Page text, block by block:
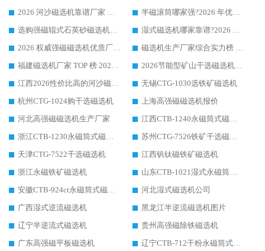
2026 河沙磁选机靠谱厂家 华体会手机网页版-华体会(中国) 临朐大厂实地测评
半磁滚筒哪家强?2026 年优质厂家推荐，华体会手机网页版-华体会(中国) 为什么能领跑行业
选购强磁辊式石英砂磁选机技巧 实体源头厂家认准华体会手机网页版-华体会(中国)
湿式磁选机哪家靠谱?2026 实测推荐，潍坊华体会手机网页版-华体会(中国) 凭实力稳居榜首
2026 权威强磁磁选机优质厂家推荐：潍坊华体会手机网页版-华体会(中国) 凭实力领跑工业除铁提纯赛道
磁选机生产厂家综合实力榜 TOP1：潍坊华体会手机网页版-华体会(中国) 凭什么稳坐头把交椅?
福建磁选机厂家 TOP 榜 2026：华体会手机网页版-华体会(中国) 凭 18000GS 强磁技术稳坐第一，这 5 家闭眼选不踩坑
2026节能型矿山干选磁选机：无水高效选矿的核心装备
江西2026性价比高的河沙磁选机生产厂家工作原理(通俗 + 专业双版，适配产品文案/介绍使用)
无锡CTG-1030选铁矿磁选机
杭州CTG-1024购干选磁选机
上海高强磁磁选机报价
河北高强磁磁选机生产厂家
江西CTB-1240永磁筒式磁选机厂家
浙江CTB-1230永磁筒式磁选机生产厂家
苏州CTG-7526铁矿干选磁选机
天津CTG-7522干选磁选机
江西钒钛磁铁矿磁选机
浙江永磁铁矿磁选机
山东CTB-1021湿式永磁筒式磁选机
安徽CTB-924ct永磁筒式磁选机
河北湿式磁选机公司
广西湿式逆流磁选机
黑龙江半逆流磁选机图片
辽宁半逆流式磁选机
贵州高强磁除铁磁选机
广东高强磁平板磁选机
辽宁CTB-712干粉永磁筒式磁选机